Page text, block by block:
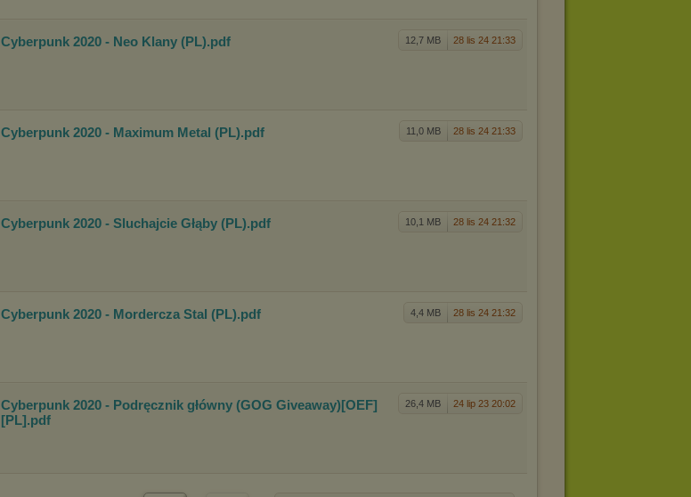
12,7 MB 28 lis 24 21:33
Cyberpunk 2020 - Neo Klany (PL).pdf
11,0 MB 28 lis 24 21:33
Cyberpunk 2020 - Maximum Metal (PL).pdf
10,1 MB 28 lis 24 21:32
Cyberpunk 2020 - Sluchajcie Głąby (PL).pdf
4,4 MB 28 lis 24 21:32
Cyberpunk 2020 - Mordercza Stal (PL).pdf
26,4 MB 24 lip 23 20:02
Cyberpunk 2020 - Podręcznik główny (GOG Giveaway)[OEF]
[PL] .pdf